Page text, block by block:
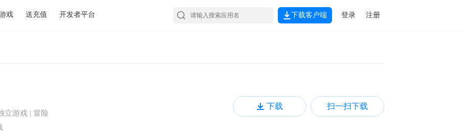
戏 送充值 开发者平台 下载客户端 登录 注册
立游戏 | 冒险
下载 扫一扫下载